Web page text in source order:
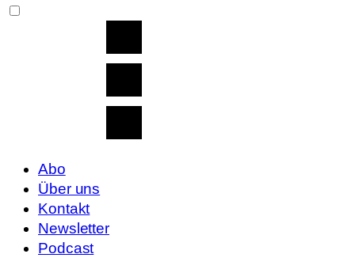
Abo
Über uns
Kontakt
Newsletter
Podcast